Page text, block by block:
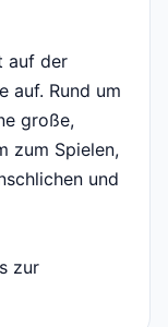
auf der
auf. Rund um
große,
zum Spielen,
und
zur